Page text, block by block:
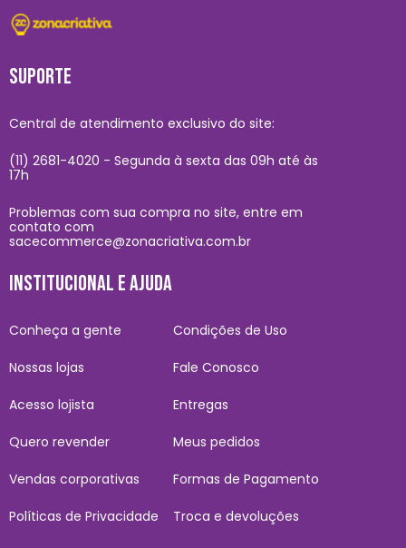
SUPORTE
Central de atendimento exclusivo do site:
(11) 2681-4020 - Segunda à sexta das 09h até às
17h
Problemas com sua compra no site, entre em
contato com
sacecommerce@zonacriativa.com.br
INSTITUCIONAL E AJUDA
Conheça a gente
Nossas lojas
Acesso lojista
Quero revender
Vendas corporativas
Políticas de Privacidade
Condições de Uso
Fale Conosco
Entregas
Meus pedidos
Formas de Pagamento
Troca e devoluções